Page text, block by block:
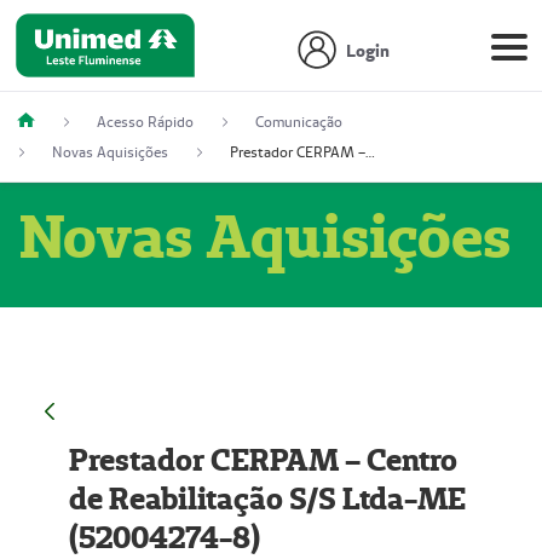
Login
Acesso Rápido
Comunicação
Novas Aquisições
Prestador CERPAM – Centro de Reabilitação S/S Ltda-ME (52004274-8)
Novas Aquisições
Prestador CERPAM – Centro
de Reabilitação S/S Ltda-ME
(52004274-8)